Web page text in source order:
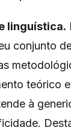
linguística.
conjunto
teórico
à